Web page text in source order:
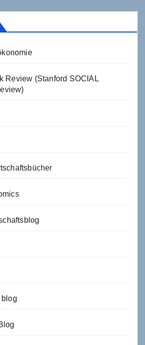
Review (Stanford SOCIAL